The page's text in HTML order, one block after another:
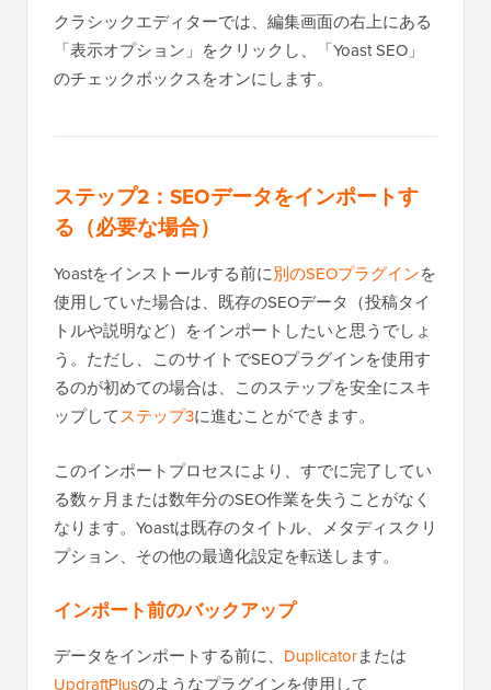
クラシックエディターでは、編集画面の右上にある
「表示オプション」をクリックし、「Yoast SEO」
のチェックボックスをオンにします。
ステップ2：SEOデータをインポートす
る（必要な場合）
Yoastをインストールする前に別のSEOプラグインを
使用していた場合は、既存のSEOデータ（投稿タイ
トルや説明など）をインポートしたいと思うでしょ
う。ただし、このサイトでSEOプラグインを使用す
るのが初めての場合は、このステップを安全にスキ
ップしてステップ3に進むことができます。
このインポートプロセスにより、すでに完了してい
る数ヶ月または数年分のSEO作業を失うことがなく
なります。Yoastは既存のタイトル、メタディスクリ
プション、その他の最適化設定を転送します。
インポート前のバックアップ
データをインポートする前に、 Duplicatorまたは
UpdraftPlusのようなプラグインを使用して